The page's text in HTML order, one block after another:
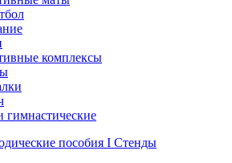
комплексы
гимнастические
пособия I Стенды